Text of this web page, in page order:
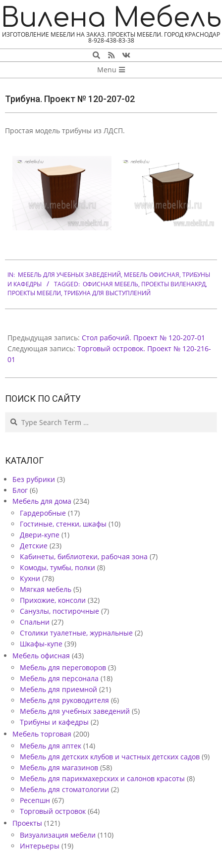
Skip
to
content
Вилена Мебель
ИЗГОТОВЛЕНИЕ МЕБЕЛИ НА ЗАКАЗ. ПРОЕКТЫ МЕБЕЛИ. ГОРОД КРАСНОДАР
8-928-438-83-38
Search
MENU
Menu
Трибуна. Проект № 120-207-02
П
Р
К
Т
№
1
2
0
7
-
2
Простая модель трибуны из ЛДСП.
02-
07
IN: МЕБЕЛЬ ДЛЯ УЧЕБНЫХ ЗАВЕДЕНИЙ, МЕБЕЛЬ ОФИСНАЯ, ТРИБУНЫ
И КАФЕДРЫ
TAGGED: ОФИСНАЯ МЕБЕЛЬ, ПРОЕКТЫ ВИЛЕНАКРД,
ПРОЕКТЫ МЕБЕЛИ, ТРИБУНА ДЛЯ ВЫСТУПЛЕНИЙ
Предыдущая запись: Стол рабочий. Проект № 120-207-01
Следующая запись: Торговый островок. Проект № 120-216-
01
ПОИСК ПО САЙТУ
Search
КАТАЛОГ
Без рубрики (3)
Блог (6)
Мебель для дома (234)
Гардеробные (17)
Гостиные, стенки, шкафы (10)
Двери-купе (1)
Детские (23)
Кабинеты, библиотеки, рабочая зона (7)
Комоды, тумбы, полки (8)
Кухни (78)
Мягкая мебель (5)
Прихожие, консоли (32)
Санузлы, постирочные (7)
Спальни (27)
Столики туалетные, журнальные (2)
Шкафы-купе (39)
Мебель офисная (43)
Мебель для переговоров (3)
Мебель для персонала (18)
Мебель для приемной (21)
Мебель для руководителя (6)
Мебель для учебных заведений (5)
Трибуны и кафедры (2)
Мебель торговая (200)
Мебель для аптек (14)
Мебель для детских клубов и частных детских садов (9)
Мебель для магазинов (58)
Мебель для парикмахерских и салонов красоты (8)
Мебель для стоматологии (2)
Ресепшн (67)
Торговый островок (64)
Проекты (121)
Визуализация мебели (110)
Интерьеры (19)